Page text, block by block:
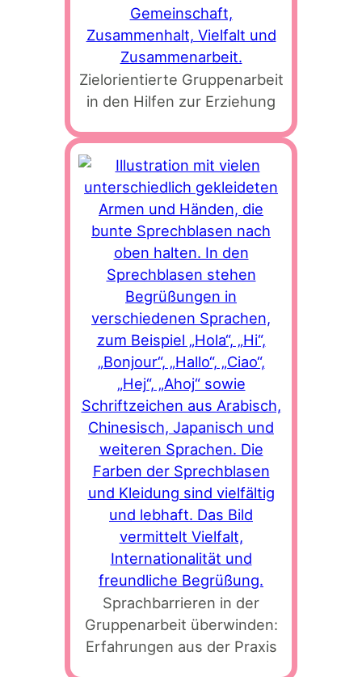
Zielorientierte Gruppenarbeit
in den Hilfen zur Erziehung
Sprachbarrieren in der
Gruppenarbeit überwinden:
Erfahrungen aus der Praxis